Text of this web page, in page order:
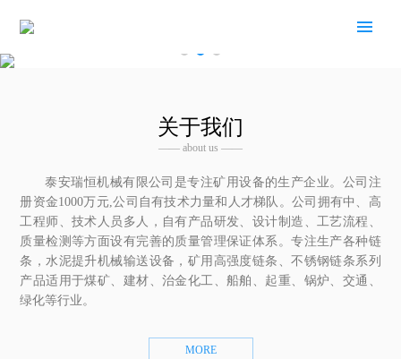
关于我们
—— about us ——
泰安瑞恒机械有限公司是专注矿用设备的生产企业。公司注
册资金1000万元,公司自有技术力量和人才梯队。公司拥有中、高
工程师、技术人员多人，自有产品研发、设计制造、工艺流程、
质量检测等方面设有完善的质量管理保证体系。专注生产各种链
条，水泥提升机械输送设备，矿用高强度链条、不锈钢链条系列
产品适用于煤矿、建材、治金化工、船舶、起重、锅炉、交通、
绿化等行业。
MORE